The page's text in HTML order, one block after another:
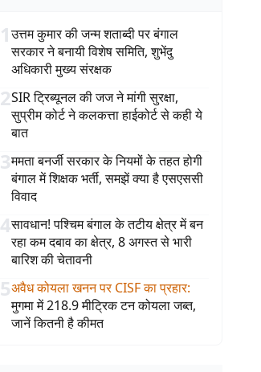
1उत्तम कुमार की जन्म शताब्दी पर बंगाल
सरकार ने बनायी विशेष समिति, शुभेंदु
अधिकारी मुख्य संरक्षक
2SIR ट्रिब्यूनल की जज ने मांगी सुरक्षा,
सुप्रीम कोर्ट ने कलकत्ता हाईकोर्ट से कही ये
बात
3ममता बनर्जी सरकार के नियमों के तहत होगी
बंगाल में शिक्षक भर्ती, समझें क्या है एसएससी
विवाद
4सावधान! पश्चिम बंगाल के तटीय क्षेत्र में बन
रहा कम दबाव का क्षेत्र, 8 अगस्त से भारी
बारिश की चेतावनी
5अवैध कोयला खनन पर CISF का प्रहार:
मुगमा में 218.9 मीट्रिक टन कोयला जब्त,
जानें कितनी है कीमत